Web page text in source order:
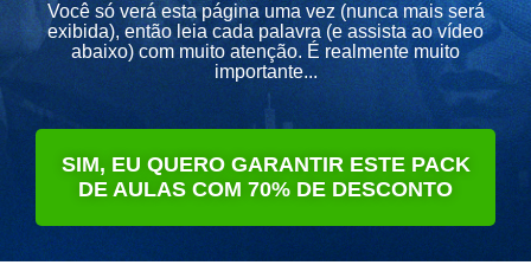
Você só verá esta página uma vez (nunca mais será
exibida), então leia cada palavra (e assista ao vídeo
abaixo) com muito atenção. É realmente muito
importante...
SIM, EU QUERO GARANTIR ESTE PACK
DE AULAS COM 70% DE DESCONTO